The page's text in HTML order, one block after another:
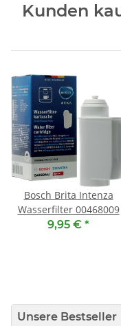
Kunden
Bosch Brita Intenza
Wasserfilter 00468009
9,95 € *
Unsere Bestseller